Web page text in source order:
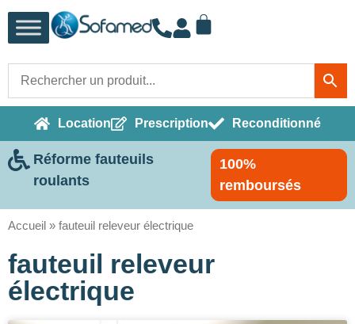
Location Prescription Reconditionné
Réforme fauteuils
roulants
100%
remboursés
Accueil » fauteuil releveur électrique
fauteuil releveur
électrique